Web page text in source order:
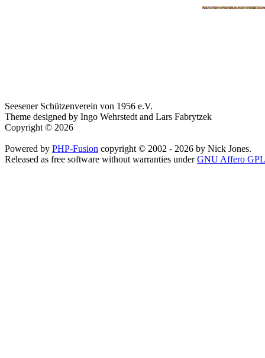
Seesener Schützenverein von 1956 e.V.
Theme designed by Ingo Wehrstedt and Lars Fabrytzek
Copyright © 2026
Powered by PHP-Fusion copyright © 2002 - 2026 by Nick Jones.
Released as free software without warranties underGNU Affero GPL